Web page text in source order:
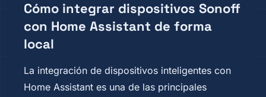
Cómo integrar dispositivos Sonoff
con Home Assistant de forma
local
La integración de dispositivos inteligentes con
Home Assistant es una de las principales